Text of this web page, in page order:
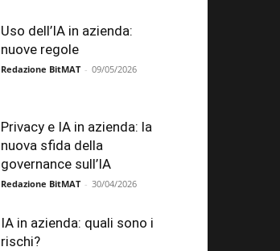
Uso dell’IA in azienda:
nuove regole
Redazione BitMAT - 09/05/2026
Privacy e IA in azienda: la
nuova sfida della
governance sull’IA
Redazione BitMAT - 30/04/2026
IA in azienda: quali sono i
rischi?